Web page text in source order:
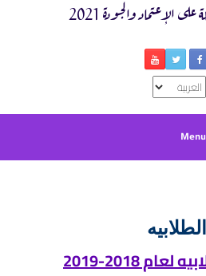
الإعتماد والجودة 2021
اختر
لغة
Menu
2018-2019